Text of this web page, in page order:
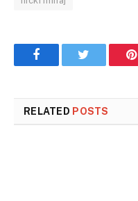
FacebookTwitter
RELATED POSTS